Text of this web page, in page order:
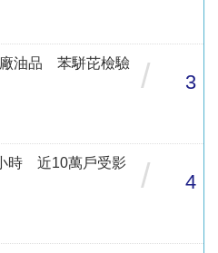
油品 苯駢芘檢驗
/ 3
時 近10萬戶受影
/ 4